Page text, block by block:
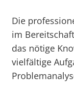
Die
im
das nötige
vielfältige